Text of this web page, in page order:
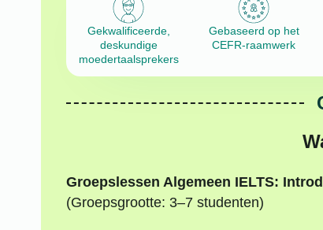
Gekwalificeerde,
deskundige
moedertaalsprekers
Gebaseerd op het
CEFR-raamwerk
Groepslessen Algemeen IELTS:
(Groepsgrootte: 3–7 studenten)